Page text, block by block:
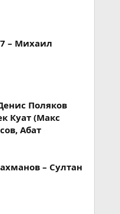
– Михаил
Поляков
Куат (Макс
Абат
– Султан